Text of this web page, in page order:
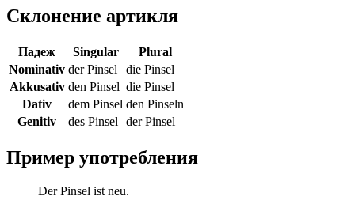
Склонение артикля
Падеж Singular
Plural
Nominativ der Pinsel
die Pinsel
Akkusativ den Pinsel die Pinsel
Dativ
dem Pinsel den Pinseln
Genitiv
des Pinsel der Pinsel
Пример употребления
Der Pinsel ist neu.